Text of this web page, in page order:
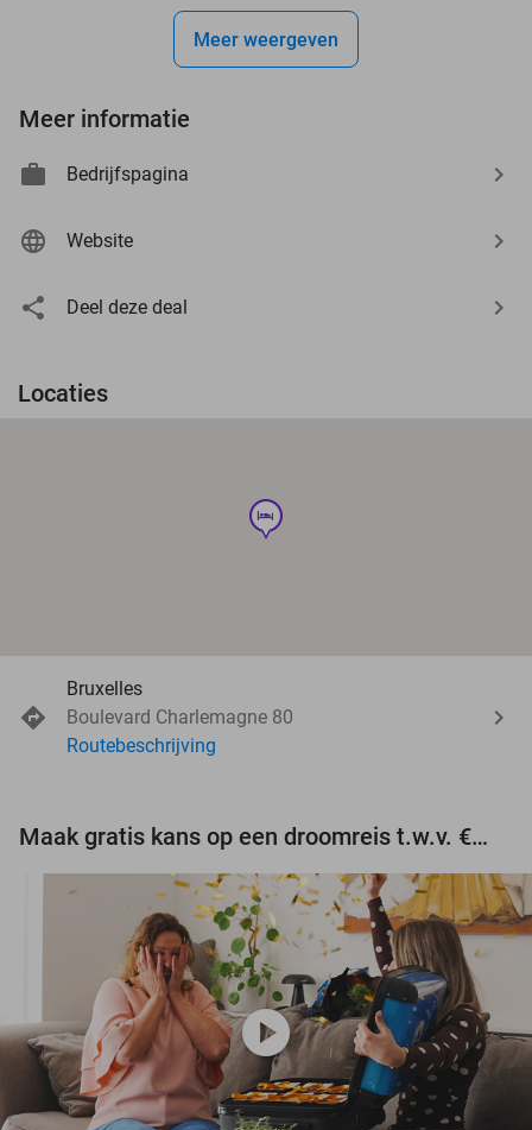
Meer weergeven
Meer informatie
Bedrijfspagina
Website
Deel deze deal
Locaties
hotel
Bruxelles
Boulevard Charlemagne 80
Routebeschrijving
Maak gratis kans op een droomreis t.w.v. €3.000!
play_circle